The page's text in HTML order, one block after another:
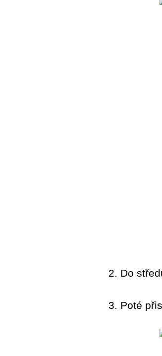
2. Do
3. Poté